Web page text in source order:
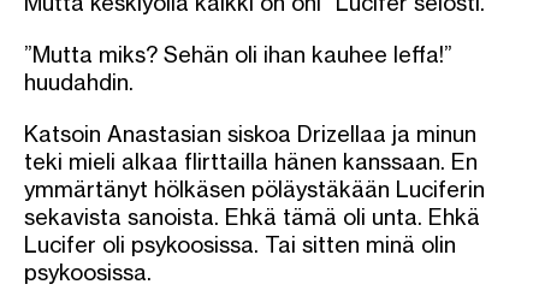
”Mutta miks? Sehän oli ihan kauhee leffa!”
huudahdin.
Katsoin Anastasian siskoa Drizellaa ja minun
teki mieli alkaa flirttailla hänen kanssaan. En
ymmärtänyt hölkäsen pöläystäkään Luciferin
sekavista sanoista. Ehkä tämä oli unta. Ehkä
Lucifer oli psykoosissa. Tai sitten minä olin
psykoosissa.